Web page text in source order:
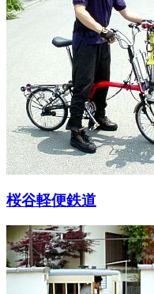
桜谷軽便鉄道